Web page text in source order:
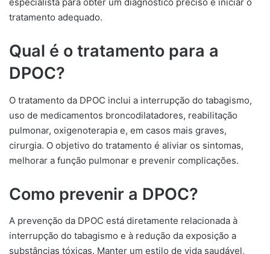
tratamento adequado.
Qual é o tratamento para a
DPOC?
O tratamento da DPOC inclui a interrupção do tabagismo,
uso de medicamentos broncodilatadores, reabilitação
pulmonar, oxigenoterapia e, em casos mais graves,
cirurgia. O objetivo do tratamento é aliviar os sintomas,
melhorar a função pulmonar e prevenir complicações.
Como prevenir a DPOC?
A prevenção da DPOC está diretamente relacionada à
interrupção do tabagismo e à redução da exposição a
substâncias tóxicas. Manter um estilo de vida saudável,